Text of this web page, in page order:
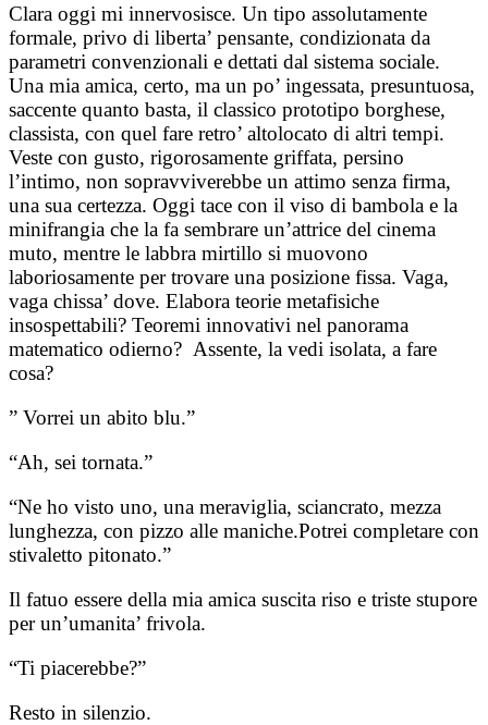
Clara oggi mi innervosisce. Un tipo assolutamente
formale, privo di liberta’ pensante, condizionata da
parametri convenzionali e dettati dal sistema sociale.
Una mia amica, certo, ma un po’ ingessata, presuntuosa,
saccente quanto basta, il classico prototipo borghese,
classista, con quel fare retro’ altolocato di altri tempi.
Veste con gusto, rigorosamente griffata, persino
l’intimo, non sopravviverebbe un attimo senza firma,
una sua certezza. Oggi tace con il viso di bambola e la
minifrangia che la fa sembrare un’attrice del cinema
muto, mentre le labbra mirtillo si muovono
laboriosamente per trovare una posizione fissa. Vaga,
vaga chissa’ dove. Elabora teorie metafisiche
insospettabili? Teoremi innovativi nel panorama
matematico odierno? Assente, la vedi isolata, a fare
cosa?
” Vorrei un abito blu.”
“Ah, sei tornata.”
“Ne ho visto uno, una meraviglia, sciancrato, mezza
lunghezza, con pizzo alle maniche.Potrei completare con
stivaletto pitonato.”
Il fatuo essere della mia amica suscita riso e triste stupore
per un’umanita’ frivola.
“Ti piacerebbe?”
Resto in silenzio.